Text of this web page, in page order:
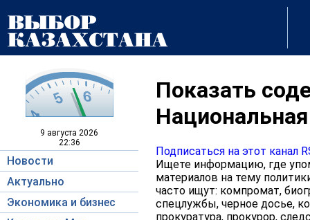
9 августа 2026
22:36
Новости
Актуально
Экономика и бизнес
Показать
Подписаться на этот канал
Ищете информацию, где
материалов на тему
часто ищут: компромат,
спецлужбы, черное досье,
прокуратура, прокурор,